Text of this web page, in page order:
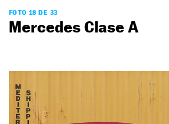
FOTO 18 DE 33
Mercedes Clase A